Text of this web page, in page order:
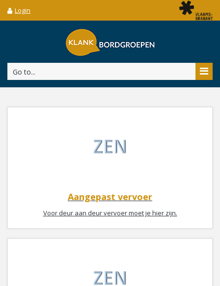
Login
Go to...
Aangepast vervoer
Voor deur aan deur vervoer moet je hier zijn.